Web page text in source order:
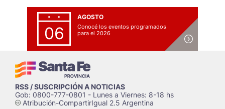
06
AGOSTO
Conocé los eventos programados
para el 2026
RSS / SUSCRIPCIÓN A NOTICIAS
Gob: 0800-777-0801 - Lunes a Viernes: 8-18 hs
cAtribución-CompartirIgual 2.5 Argentina